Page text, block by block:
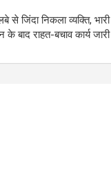
जिंदा निकला व्यक्ति, भारी
बाद राहत-बचाव कार्य जारी